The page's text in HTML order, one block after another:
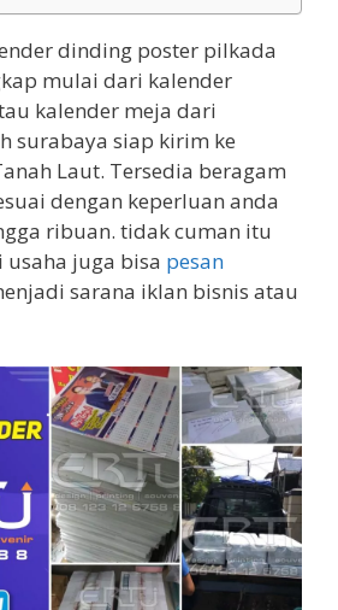
dinding poster pilkada
mulai dari kalender
kalender meja dari
surabaya siap kirim ke
Laut. Tersedia beragam
dengan keperluan anda
ribuan. tidak cuman itu
juga bisa pesan
sarana iklan bisnis atau